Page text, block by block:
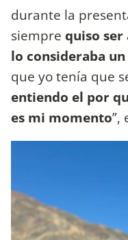
durante la
siempre quiso
lo consideraba
que yo tenía que
entiendo el por
es mi momento”,